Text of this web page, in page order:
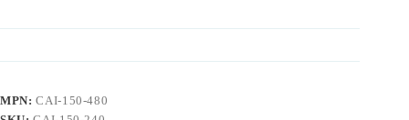
MPN:CAI-150-480